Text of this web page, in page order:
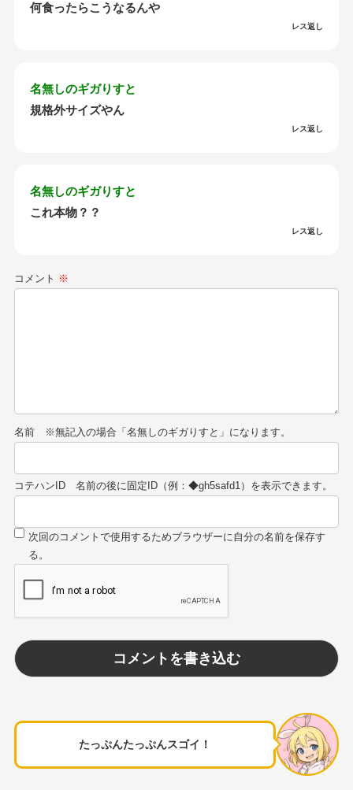
何食ったらこうなるんや
レス返し
名無しのギガりすと
規格外サイズやん
レス返し
名無しのギガりすと
これ本物？？
レス返し
コメント ※
名前
コテハンID
たっぷんたっぷんスゴイ！